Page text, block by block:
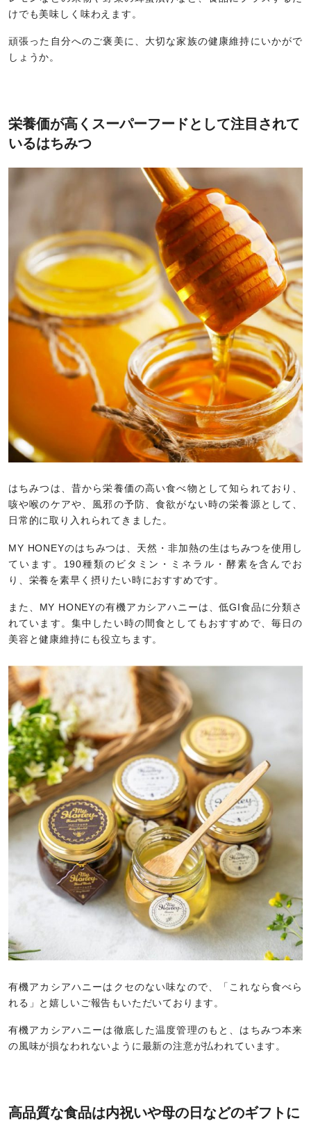
けでも美味しく味わえます。
頑張った自分へのご褒美に、大切な家族の健康維持にいかがで
しょうか。
栄養価が高くスーパーフードとして注目されて
いるはちみつ
はちみつは、昔から栄養価の高い食べ物として知られており、
咳や喉のケアや、風邪の予防、食欲がない時の栄養源として、
日常的に取り入れられてきました。
MY HONEYのはちみつは、天然・非加熱の生はちみつを使用し
ています。190種類のビタミン・ミネラル・酵素を含んでお
り、栄養を素早く摂りたい時におすすめです。
また、MY HONEYの有機アカシアハニーは、低GI食品に分類さ
れています。集中したい時の間食としてもおすすめで、毎日の
美容と健康維持にも役立ちます。
有機アカシアハニーはクセのない味なので、「これなら食べら
れる」と嬉しいご報告もいただいております。
有機アカシアハニーは徹底した温度管理のもと、はちみつ本来
の風味が損なわれないように最新の注意が払われています。
高品質な食品は内祝いや母の日などのギフトに